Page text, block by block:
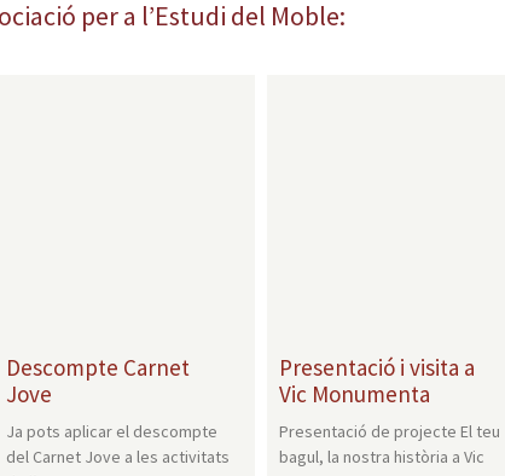
per a l’Estudi del Moble:
Descompte Carnet
Jove
Ja pots aplicar el descompte
del Carnet Jove a les activitats
Presentació i visita a
Vic Monumenta
Presentació de projecte El teu
bagul, la nostra història a Vic